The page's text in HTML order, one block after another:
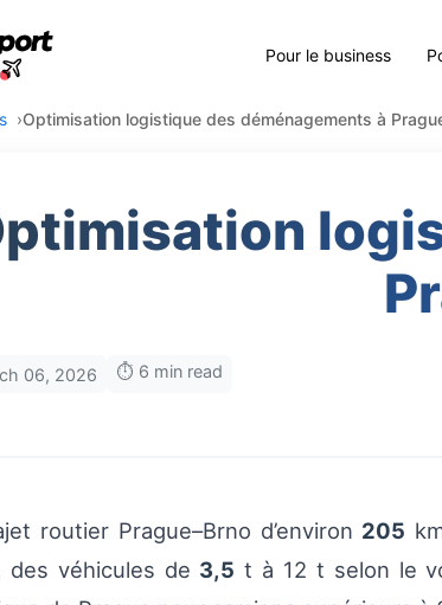
Pour le business
Optimisation logistique des déménagements à
06, 2026 ⏱️ 6 min read
routier Prague–Brno d’environ 205
des véhicules de 3,5 t à 12 t selon le